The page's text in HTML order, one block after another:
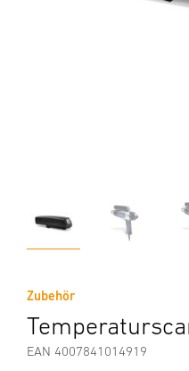
Zubehör
EAN 4007841014919